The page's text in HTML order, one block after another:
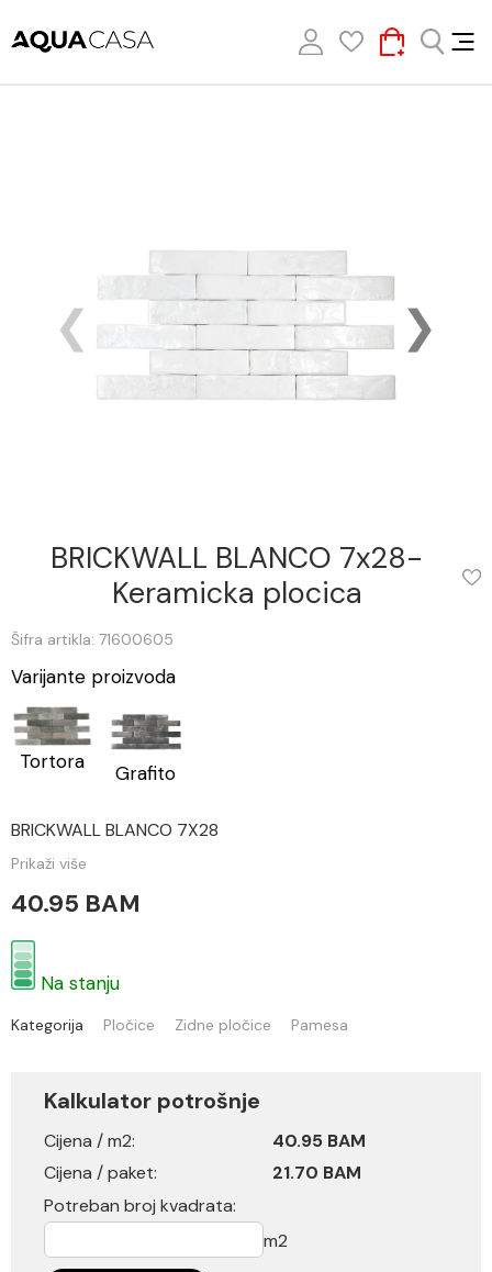
BRICKWALL BLANCO 7x28-
Keramicka plocica
Šifra artikla: 71600605
Varijante proizvoda
Tortora
Grafito
BRICKWALL BLANCO 7X28
Prikaži više
40.95 BAM
Na stanju
Kategorija Pločice Zidne pločice Pamesa
Kalkulator potrošnje
Cijena / m2:
40.95 BAM
Cijena / paket:
21.70 BAM
Potreban broj kvadrata:
m2